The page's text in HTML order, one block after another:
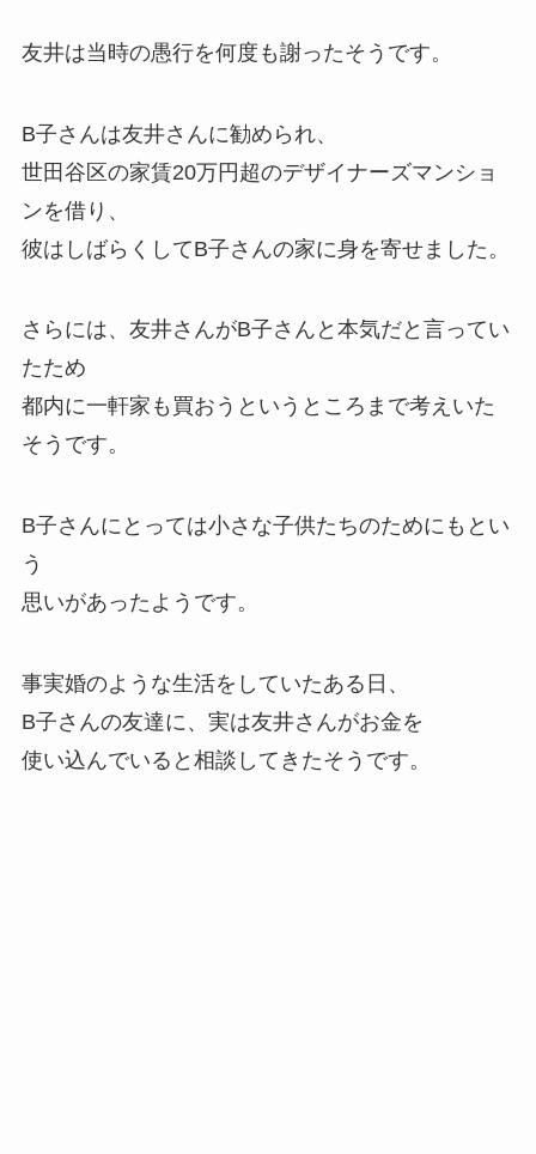
友井は当時の愚行を何度も謝ったそうです。
B子さんは友井さんに勧められ、
世田谷区の家賃20万円超のデザイナーズマンショ
ンを借り、
彼はしばらくしてB子さんの家に身を寄せました。
さらには、友井さんがB子さんと本気だと言ってい
たため
都内に一軒家も買おうというところまで考えいた
そうです。
B子さんにとっては小さな子供たちのためにもとい
う
思いがあったようです。
事実婚のような生活をしていたある日、
B子さんの友達に、実は友井さんがお金を
使い込んでいると相談してきたそうです。